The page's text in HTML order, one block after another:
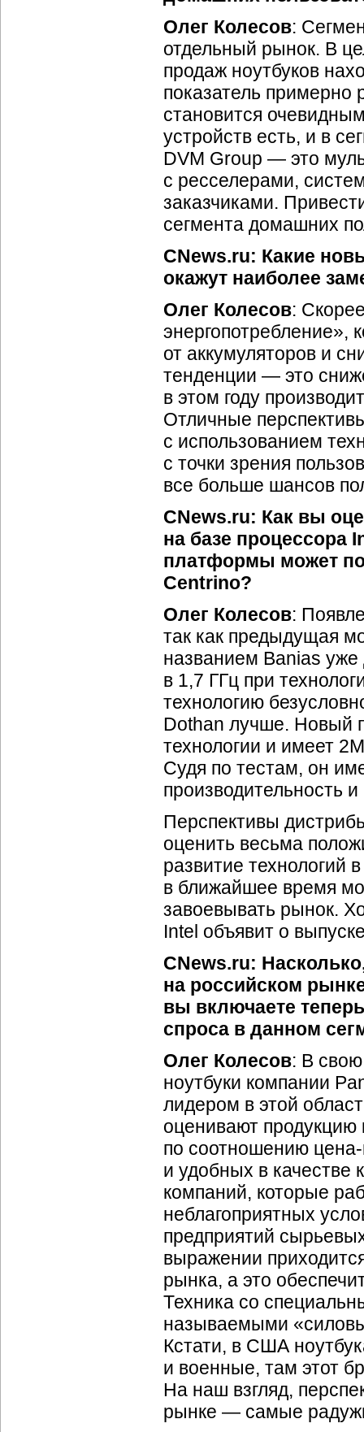
Олег Колесов:
отдельный рынок. В
продаж ноутбуков
показатель
становится
устройств есть, и в
DVM Group — это
с ресселерами,
заказчиками.
сегмента домашних
CNews.ru: Какие
окажут наиболее
Олег Колесов:
энергопотребление»,
от аккумуляторов и
тенденции — это
в этом году
Отличные
с использованием
с точки зрения
все больше шансов
CNews.ru: Как вы
на базе процессора
платформы может
Centrino?
Олег Колесов:
так как предыдущая
названием Banias уже
в 1,7 ГГц при
технологию
Dothan лучше. Новый
технологии и имеет
Судя по тестам, он
производительность
Перспективы
оценить весьма
развитие технологий
в ближайшее время
завоевывать рынок.
Intel объявит о
CNews.ru:
на российском
вы включаете
спроса в данном
Олег Колесов: В
ноутбуки компании
лидером в этой
оценивают
по соотношению
и удобных в качестве
компаний, которые
неблагоприятных
предприятий
выражении
рынка, а это
Техника со
называемыми
Кстати, в США
и военные, там этот
На наш взгляд,
рынке — самые